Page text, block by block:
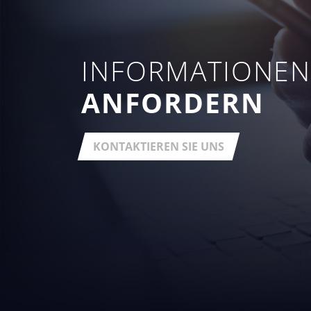
INFORMATIONEN
ANFORDERN
KONTAKTIEREN SIE UNS